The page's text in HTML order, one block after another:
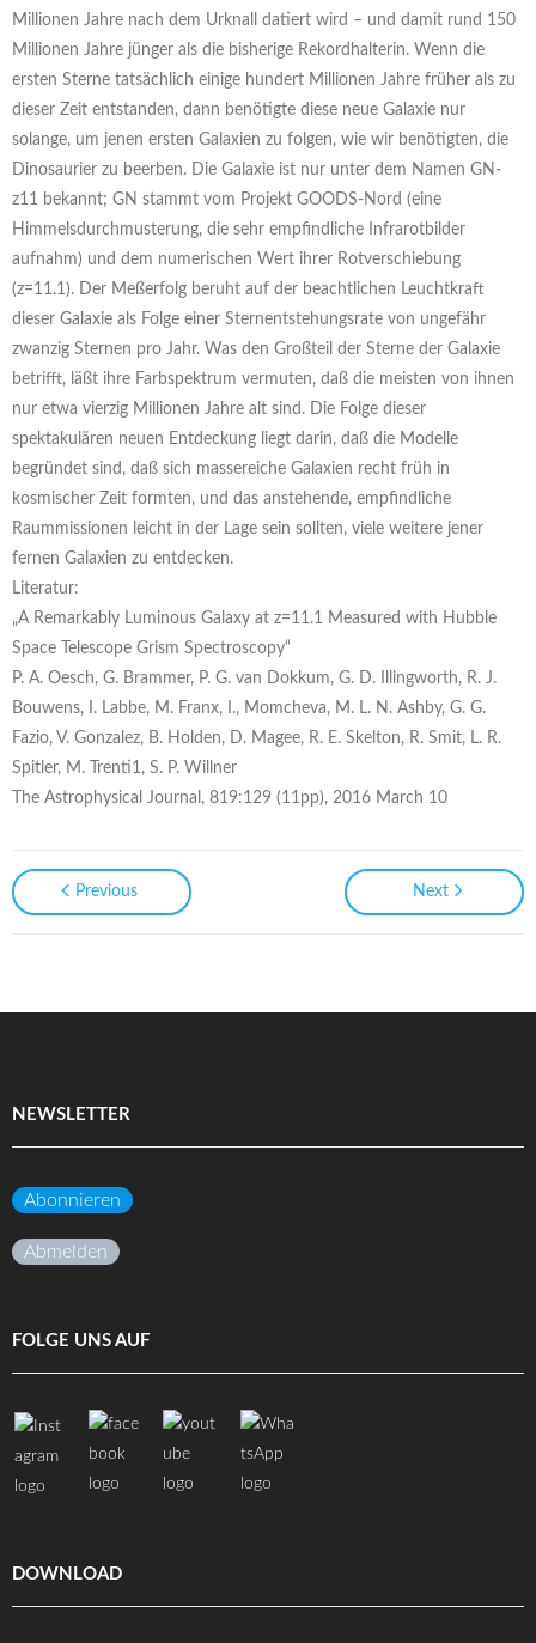
Millionen Jahre nach dem Urknall datiert wird – und damit rund 150
Millionen Jahre jünger als die bisherige Rekordhalterin. Wenn die
ersten Sterne tatsächlich einige hundert Millionen Jahre früher als zu
dieser Zeit entstanden, dann benötigte diese neue Galaxie nur
solange, um jenen ersten Galaxien zu folgen, wie wir benötigten, die
Dinosaurier zu beerben. Die Galaxie ist nur unter dem Namen GN-
z11 bekannt; GN stammt vom Projekt GOODS-Nord (eine
Himmelsdurchmusterung, die sehr empfindliche Infrarotbilder
aufnahm) und dem numerischen Wert ihrer Rotverschiebung
(z=11.1). Der Meßerfolg beruht auf der beachtlichen Leuchtkraft
dieser Galaxie als Folge einer Sternentstehungsrate von ungefähr
zwanzig Sternen pro Jahr. Was den Großteil der Sterne der Galaxie
betrifft, läßt ihre Farbspektrum vermuten, daß die meisten von ihnen
nur etwa vierzig Millionen Jahre alt sind. Die Folge dieser
spektakulären neuen Entdeckung liegt darin, daß die Modelle
begründet sind, daß sich massereiche Galaxien recht früh in
kosmischer Zeit formten, und das anstehende, empfindliche
Raummissionen leicht in der Lage sein sollten, viele weitere jener
fernen Galaxien zu entdecken.
Literatur:
„A Remarkably Luminous Galaxy at z=11.1 Measured with Hubble
Space Telescope Grism Spectroscopy“
P. A. Oesch, G. Brammer, P. G. van Dokkum, G. D. Illingworth, R. J.
Bouwens, I. Labbe, M. Franx, I., Momcheva, M. L. N. Ashby, G. G.
Fazio, V. Gonzalez, B. Holden, D. Magee, R. E. Skelton, R. Smit, L. R.
Spitler, M. Trenti1, S. P. Willner
The Astrophysical Journal, 819:129 (11pp), 2016 March 10
Previous Next
NEWSLETTER
Abonnieren
Abmelden
FOLGE UNS AUF
DOWNLOAD